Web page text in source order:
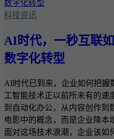
科技资讯
AI时代，一秒互联
数字化转型
AI时代已到来，企业如何把握
工智能技术正以前所未有的速
到自动化办公，从内容创作到
电影中的概念，而是企业降本
面对这场技术浪潮，企业该如